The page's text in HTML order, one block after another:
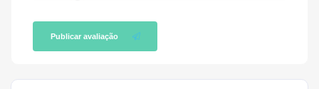
Publicar avaliação